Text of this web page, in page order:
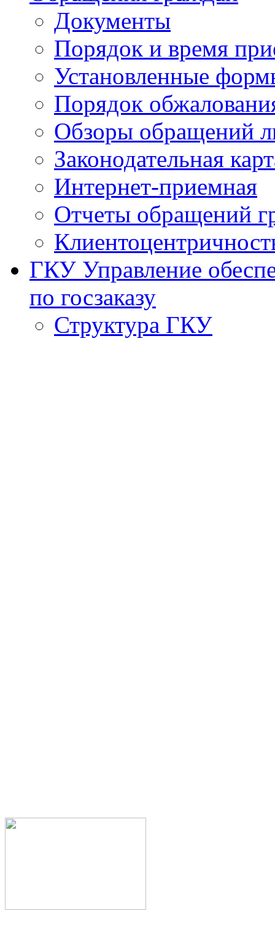
Документы
Порядок и время
Установленные
Порядок
Обзоры обращений
Законодательная
Интернет-приемная
Отчеты обращений
ГКУ Управление
по госзаказу
Структура ГКУ